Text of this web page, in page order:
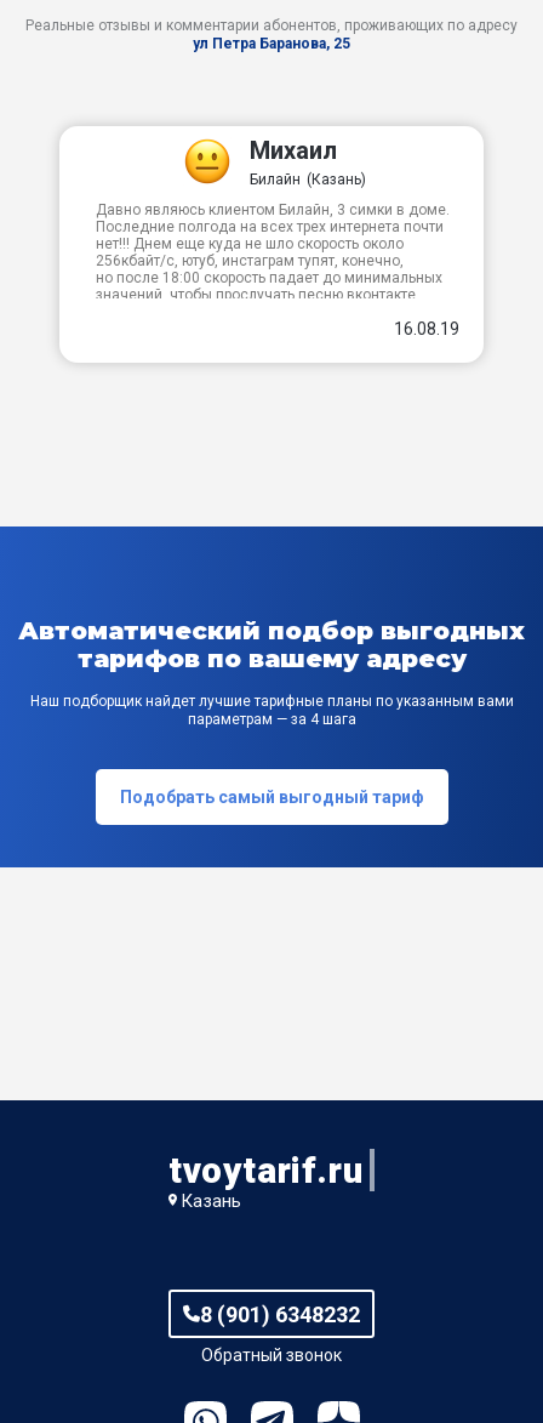
Реальные отзывы и комментарии абонентов, проживающих по адресу
ул Петра Баранова, 25
Михаил
Билайн (Казань)
Давно являюсь клиентом Билайн, 3 симки в доме.
Последние полгода на всех трех интернета почти
нет!!! Днем еще куда не шло скорость около
256кбайт/с, ютуб, инстаграм тупят, конечно,
но после 18:00 скорость падает до минимальных
значений, чтобы прослучать песню вконтакте,
ничего не дают, только обещания.Подал в мтс
необоснованый отказ! Завтра пойду по новой
16.08.19
Автоматический подбор выгодных
тарифов по вашему адресу
Наш подборщик найдет лучшие тарифные планы по указанным вами
параметрам — за 4 шага
Подобрать самый выгодный тариф
tvoytarif.ru
Казань
8 (901) 6348232
Обратный звонок